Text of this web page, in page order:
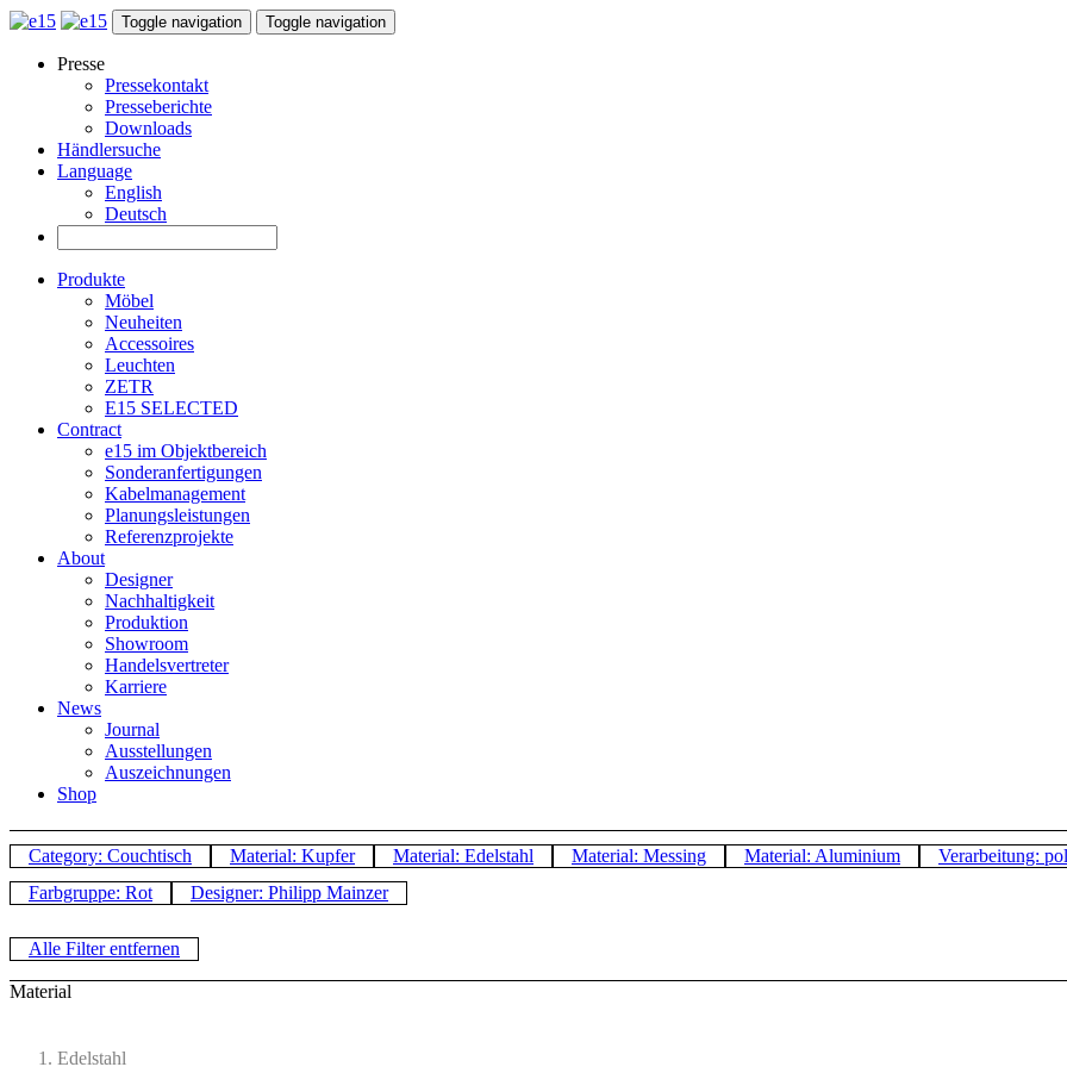
Toggle navigation Toggle navigation
Presse
Pressekontakt
Presseberichte
Downloads
Händlersuche
Language
English
Deutsch
Produkte
Möbel
Neuheiten
Accessoires
Leuchten
ZETR
E15 SELECTED
Contract
e15 im Objektbereich
Sonderanfertigungen
Kabelmanagement
Planungsleistungen
Referenzprojekte
About
Designer
Nachhaltigkeit
Produktion
Showroom
Handelsvertreter
Karriere
News
Journal
Ausstellungen
Auszeichnungen
Shop
Category: Couchtisch Material: Kupfer Material: Edelstahl Material: Messing Material: Aluminium Verarbeitung:
Farbgruppe: Rot
Designer: Philipp Mainzer
Alle Filter entfernen
Material
Edelstahl